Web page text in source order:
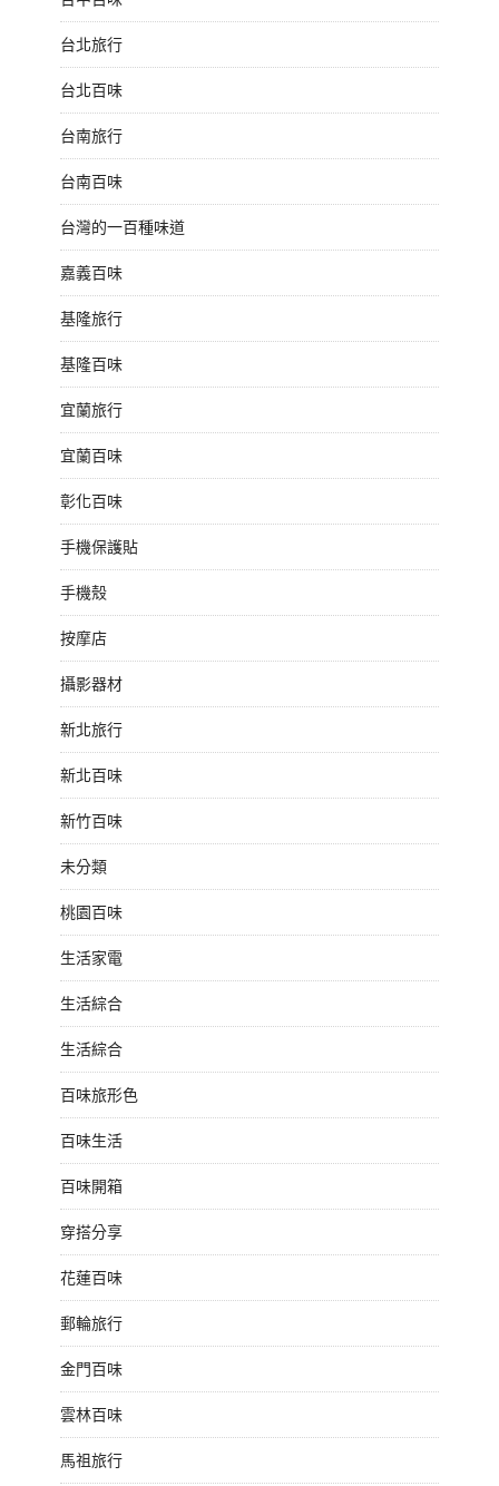
台北旅行
台北百味
台南旅行
台南百味
台灣的一百種味道
嘉義百味
基隆旅行
基隆百味
宜蘭旅行
宜蘭百味
彰化百味
手機保護貼
手機殼
按摩店
攝影器材
新北旅行
新北百味
新竹百味
未分類
桃園百味
生活家電
生活綜合
生活綜合
百味旅形色
百味生活
百味開箱
穿搭分享
花蓮百味
郵輪旅行
金門百味
雲林百味
馬祖旅行